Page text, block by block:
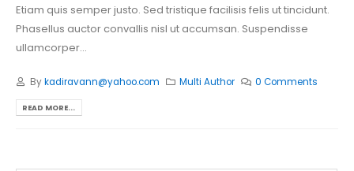
Etiam quis semper justo. Sed tristique facilisis felis ut tincidunt.
Phasellus auctor convallis nisl ut accumsan. Suspendisse
ullamcorper...
Bykadiravann@yahoo.com Multi Author 0 Comments
READ MORE...